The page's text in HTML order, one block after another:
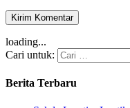
loading...
Cari untuk:
Berita Terbaru